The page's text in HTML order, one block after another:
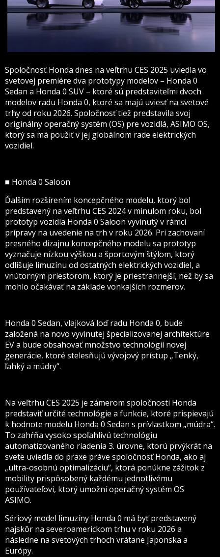
Spoločnosť Honda dnes na veľtrhu CES 2025 uviedla vo
svetovej premiére dva prototypy modelov – Honda 0
Sedan a Honda 0 SUV – ktoré sú predstaviteľmi dvoch
modelov radu Honda 0, ktoré sa majú uviesť na svetové
trhy od roku 2026. Spoločnosť tiež predstavila svoj
originálny operačný systém (OS) pre vozidlá, ASIMO OS,
ktorý sa má použiť v jej globálnom rade elektrických
vozidiel.
■ Honda 0 Saloon
Ďalším rozšírením koncepčného modelu, ktorý bol
predstavený na veľtrhu CES 2024 v minulom roku, bol
prototyp vozidla Honda 0 Saloon vyvinutý v rámci
prípravy na uvedenie na trh v roku 2026. Pri zachovaní
presného dizajnu koncepčného modelu sa prototyp
vyznačuje nízkou výškou a športovým štýlom, ktorý
odlišuje limuzínu od ostatných elektrických vozidiel, a
vnútorným priestorom, ktorý je priestrannejší, než by sa
mohlo očakávať na základe vonkajších rozmerov.
Honda 0 Sedan, vlajková loď radu Honda 0, bude
založená na novo vyvinutej špecializovanej architektúre
EV a bude obsahovať množstvo technológií novej
generácie, ktoré stelesňujú vývojový prístup „Tenký,
ľahký a múdry“.
Na veľtrhu CES 2025 je zámerom spoločnosti Honda
predstaviť určité technológie a funkcie, ktoré prispievajú
k hodnote modelu Honda 0 Sedan s prívlastkom „múdra“.
To zahŕňa vysoko spoľahlivú technológiu
automatizovaného riadenia 3. úrovne, ktorú prvýkrát na
svete uviedla do praxe práve spoločnosť Honda, ako aj
„ultra-osobnú optimalizáciu“, ktorá ponúkne zážitok z
mobility prispôsobený každému jednotlivému
používateľovi, ktorý umožní operačný systém OS
ASIMO.
Sériový model limuzíny Honda 0 má byť predstavený
najskôr na severoamerickom trhu v roku 2026 a
následne na svetových trhoch vrátane Japonska a
Európy.